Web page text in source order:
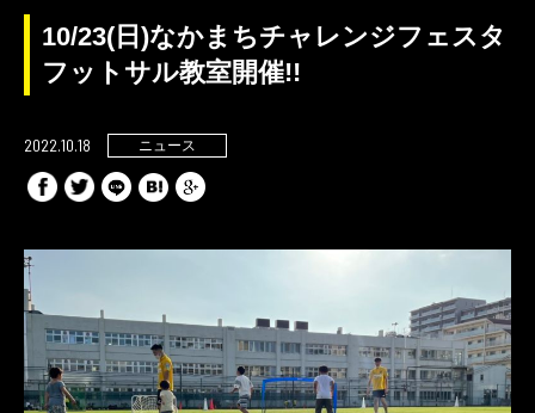
10/23(日)なかまちチャレンジフェスタ
フットサル教室開催!!
2022.10.18 ニュース